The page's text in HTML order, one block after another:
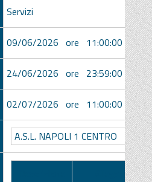
Servizi
09/06/2026 ore 11:00:00 [Ora
24/06/2026 ore 23:59:00 [Ora
02/07/2026 ore 11:00:00 [Ora
A.S.L. NAPOLI 1 CENTRO
Allegato